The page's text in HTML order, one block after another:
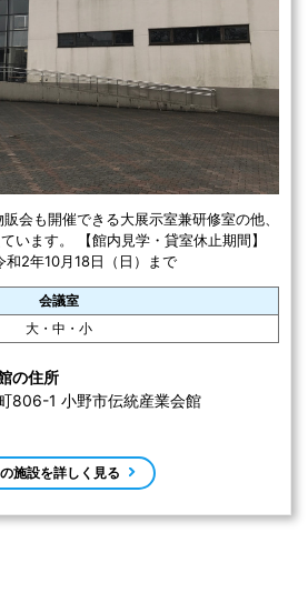
会も開催できる大展示室兼研修室の他、
います。 【館内見学・貸室休止期間】
和2年10月18日（日）まで
会議室
大・中・小
の住所
806-1 小野市伝統産業会館
施設を詳しく見る